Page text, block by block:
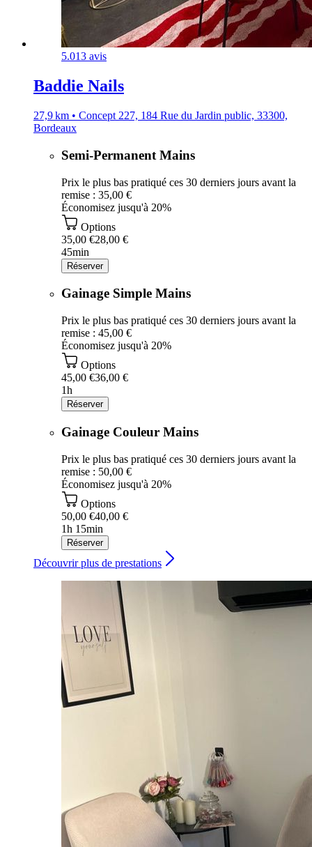
5.013 avis
Baddie Nails
27,9 km • Concept 227, 184 Rue du Jardin public, 33300,
Bordeaux
Semi-Permanent Mains
Prix le plus bas pratiqué ces 30 derniers jours avant la
remise : 35,00 €
Économisez jusqu'à 20%
Options
35,00 €28,00 €
45min
Réserver
Gainage Simple Mains
Prix le plus bas pratiqué ces 30 derniers jours avant la
remise : 45,00 €
Économisez jusqu'à 20%
Options
45,00 €36,00 €
1h
Réserver
Gainage Couleur Mains
Prix le plus bas pratiqué ces 30 derniers jours avant la
remise : 50,00 €
Économisez jusqu'à 20%
Options
50,00 €40,00 €
1h 15min
Réserver
Découvrir plus de prestations